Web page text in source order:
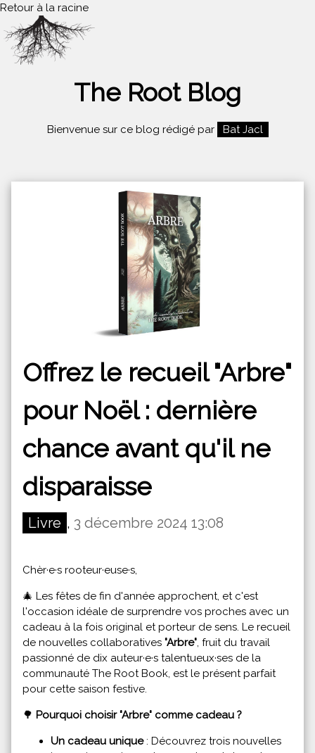
Retour à la racine
The Root Blog
Bienvenue sur ce blog rédigé par Bat Jacl
Offrez le recueil "Arbre"
pour Noël : dernière
chance avant qu'il ne
disparaisse
Livre , 3 décembre 2024 13:08
Chèr·e·s rooteur·euse·s,
🎄 Les fêtes de fin d'année approchent, et c'est
l'occasion idéale de surprendre vos proches avec un
cadeau à la fois original et porteur de sens. Le recueil
de nouvelles collaboratives "Arbre", fruit du travail
passionné de dix auteur·e·s talentueux·ses de la
communauté The Root Book, est le présent parfait
pour cette saison festive.
🌳 Pourquoi choisir "Arbre" comme cadeau ?
Un cadeau unique: Découvrez trois nouvelles